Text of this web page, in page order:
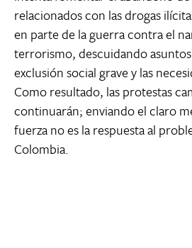
relacionados con las drogas
en parte de la guerra contra el
terrorismo, descuidando
exclusión social grave y las
Como resultado, las protestas
continuarán; enviando el claro
fuerza no es la respuesta al
Colombia.